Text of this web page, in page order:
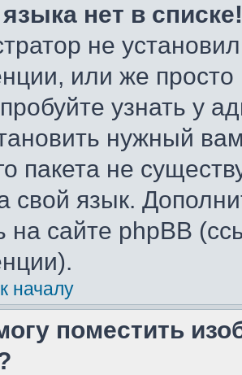
нет в списке!
не
или же
узнать у
нужный
пакета не
свой язык.
на сайте phpBB
началу
поместить